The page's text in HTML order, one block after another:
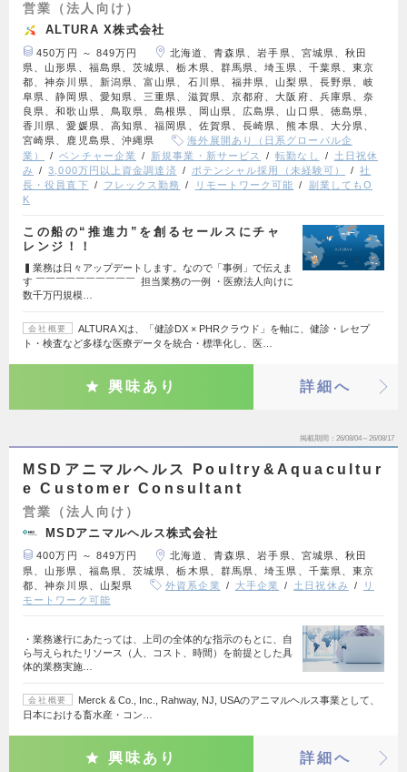
営業（法人向け）
ALTURA X株式会社
450万円 ～ 849万円
北海道、青森県、岩手県、宮城県、秋田
県、山形県、福島県、茨城県、栃木県、群馬県、埼玉県、千葉県、東京
都、神奈川県、新潟県、富山県、石川県、福井県、山梨県、長野県、岐
阜県、静岡県、愛知県、三重県、滋賀県、京都府、大阪府、兵庫県、奈
良県、和歌山県、鳥取県、島根県、岡山県、広島県、山口県、徳島県、
香川県、愛媛県、高知県、福岡県、佐賀県、長崎県、熊本県、大分県、
宮崎県、鹿児島県、沖縄県
海外展開あり（日系グローバル企
業）
ベンチャー企業 新規事業・新サービス 転勤なし
土日祝休
み
3,000万円以上資金調達済 ポテンシャル採用（未経験可）
社
長・役員直下
フレックス勤務 リモートワーク可能
副業してもO
K
この船の“推進力”を創るセールスにチャ
レンジ！！
▍業務は日々アップデートします。なので「事例」で伝えま
す ￣￣￣￣￣￣￣￣￣￣ 担当業務の一例 ・医療法人向けに
数千万円規模…
会社概要
ALTURA Xは、「健診DX × PHRクラウド」を軸に、健診・レセプ
ト・検査など多様な医療データを統合・標準化し、医…
興味あり 詳細へ
掲載期間 26/08/04～26/08/17
MSDアニマルヘルス Poultry&Aquacultur
e Customer Consultant
営業（法人向け）
MSDアニマルヘルス株式会社
400万円 ～ 849万円
北海道、青森県、岩手県、宮城県、秋田
県、山形県、福島県、茨城県、栃木県、群馬県、埼玉県、千葉県、東京
都、神奈川県、山梨県
外資系企業 大手企業 土日祝休み
リ
モートワーク可能
・業務遂行にあたっては、上司の全体的な指示のもとに、自
ら与えられたリソース（人、コスト、時間）を前提とした具
体的業務実施…
会社概要
Merck & Co., Inc., Rahway, NJ, USAのアニマルヘルス事業として、
日本における畜水産・コン…
興味あり 詳細へ